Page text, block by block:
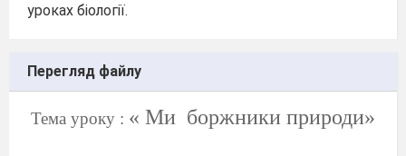
уроках біології.
Перегляд файлу
Тема уроку : « Ми боржники природи»